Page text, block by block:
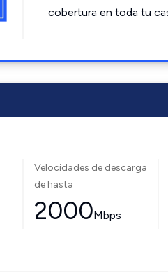
cobertura en toda tu
Velocidades de descarga
de hasta
2000Mbps